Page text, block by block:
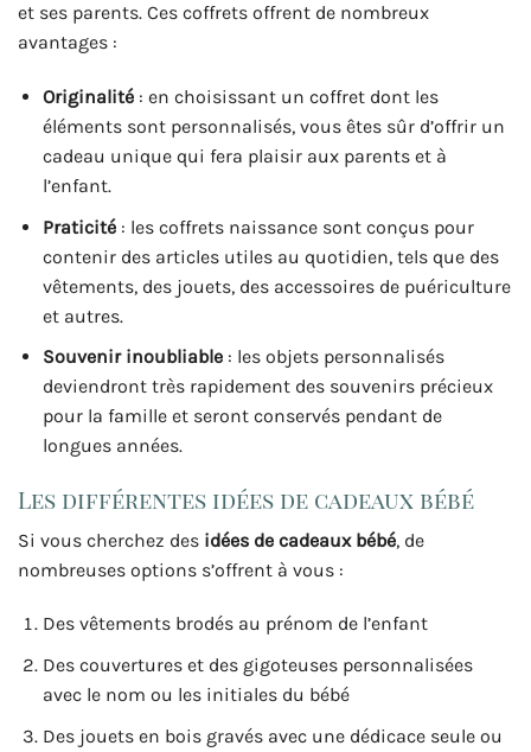
et ses parents. Ces coffrets offrent de nombreux
avantages :
Originalité: en choisissant un coffret dont les
éléments sont personnalisés, vous êtes sûr d’offrir un
cadeau unique qui fera plaisir aux parents et à
l’enfant.
Praticité: les coffrets naissance sont conçus pour
contenir des articles utiles au quotidien, tels que des
vêtements, des jouets, des accessoires de puériculture
et autres.
Souvenir inoubliable: les objets personnalisés
deviendront très rapidement des souvenirs précieux
pour la famille et seront conservés pendant de
longues années.
Les différentes idées de cadeaux bébé
Si vous cherchez des idées de cadeaux bébé, de
nombreuses options s’offrent à vous :
Des vêtements brodés au prénom de l’enfant
Des couvertures et des gigoteuses personnalisées
avec le nom ou les initiales du bébé
Des jouets en bois gravés avec une dédicace seule ou